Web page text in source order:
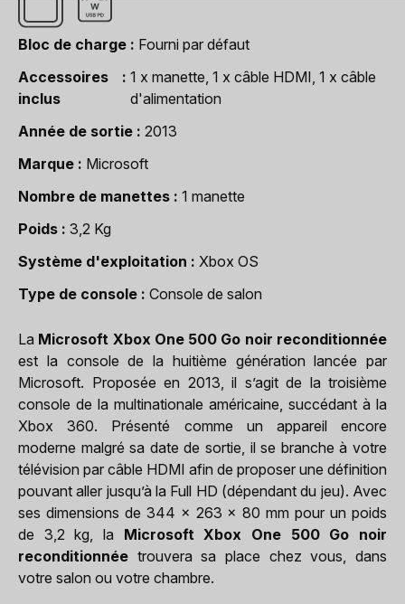
Bloc de charge
Fourni par défaut
Accessoires
inclus
1 x manette, 1 x câble HDMI, 1 x câble
d'alimentation
Année de sortie
2013
Marque
Microsoft
Nombre de manettes
1 manette
Poids
3,2 Kg
Système d'exploitation
Xbox OS
Type de console
Console de salon
La Microsoft Xbox One 500 Go noir reconditionnée
est la console de la huitième génération lancée par
Microsoft. Proposée en 2013, il s’agit de la troisième
console de la multinationale américaine, succédant à la
Xbox 360. Présenté comme un appareil encore
moderne malgré sa date de sortie, il se branche à votre
télévision par câble HDMI afin de proposer une définition
pouvant aller jusqu’à la Full HD (dépendant du jeu). Avec
ses dimensions de 344 x 263 x 80 mm pour un poids
de 3,2 kg, la Microsoft Xbox One 500 Go noir
reconditionnée trouvera sa place chez vous, dans
votre salon ou votre chambre.